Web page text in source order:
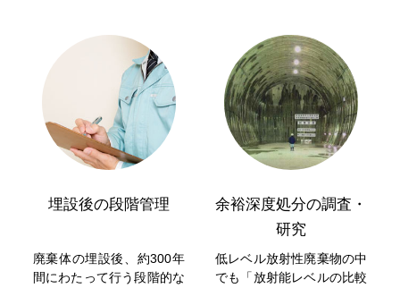
埋設後の段階管理
廃棄体の埋設後、約300年
間にわたって行う段階的な
余裕深度処分の調査・
研究
低レベル放射性廃棄物の中
でも「放射能レベルの比較